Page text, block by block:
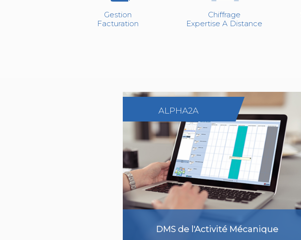
Gestion
Facturation
Chiffrage
Expertise A Distance
ALPHA2A
DMS de l'Activité Mécanique